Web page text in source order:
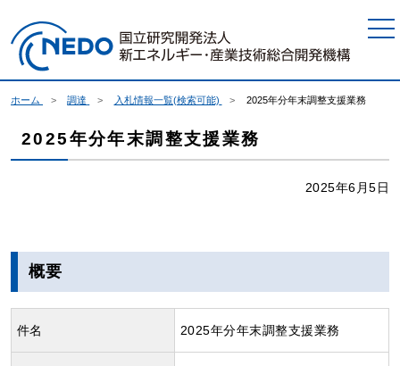
ホーム 調達 入札情報一覧(検索可能) 2025年分年末調整支援業務
2025年分年末調整支援業務
2025年6月5日
概要
件名 2025年分年末調整支援業務